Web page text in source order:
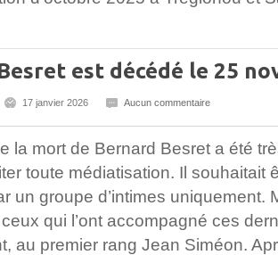
est décédé le 25
17 janvier 2026 Aucun commentaire
la mort de Bernard Besret a été
toute médiatisation. Il souhaitait
un groupe d’intimes uniquement.
qui l’ont accompagné ces
au premier rang Jean Siméon.